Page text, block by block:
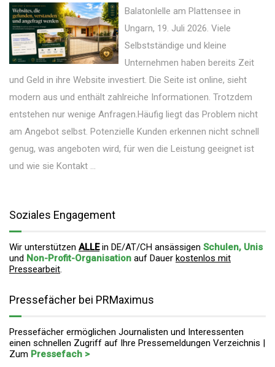
Balatonlelle am Plattensee in
Ungarn, 19. Juli 2026. Viele
Selbstständige und kleine
Unternehmen haben bereits Zeit
und Geld in ihre Website investiert. Die Seite ist online, sieht
modern aus und enthält zahlreiche Informationen. Trotzdem
entstehen nur wenige Anfragen.Häufig liegt das Problem nicht
am Angebot selbst. Potenzielle Kunden erkennen nicht schnell
genug, was angeboten wird, für wen die Leistung geeignet ist
und wie sie Kontakt ...
Soziales Engagement
Wir unterstützen ALLEin DE/AT/CH ansässigen Schulen, Unis
und Non-Profit-Organisation auf Dauer kostenlos mit
Pressearbeit.
Pressefächer bei PRMaximus
Pressefächer ermöglichen Journalisten und Interessenten
einen schnellen Zugriff auf Ihre Pressemeldungen Verzeichnis |
Zum Pressefach >